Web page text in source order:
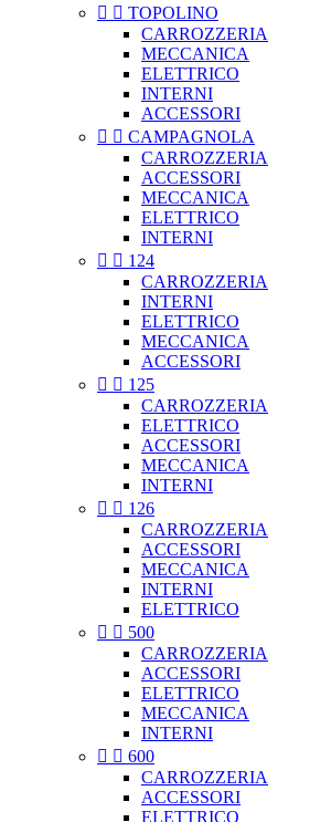
  TOPOLINO
CARROZZERIA
MECCANICA
ELETTRICO
INTERNI
ACCESSORI
  CAMPAGNOLA
CARROZZERIA
ACCESSORI
MECCANICA
ELETTRICO
INTERNI
  124
CARROZZERIA
INTERNI
ELETTRICO
MECCANICA
ACCESSORI
  125
CARROZZERIA
ELETTRICO
ACCESSORI
MECCANICA
INTERNI
  126
CARROZZERIA
ACCESSORI
MECCANICA
INTERNI
ELETTRICO
  500
CARROZZERIA
ACCESSORI
ELETTRICO
MECCANICA
INTERNI
  600
CARROZZERIA
ACCESSORI
ELETTRICO